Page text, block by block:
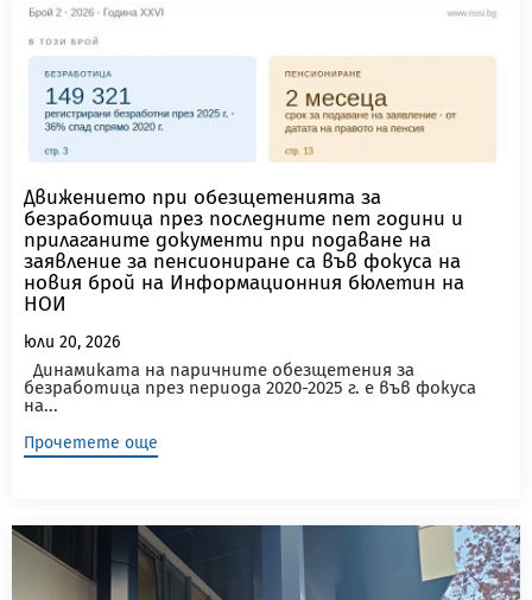
Движението при обезщетенията за
безработица през последните пет години и
прилаганите документи при подаване на
заявление за пенсиониране са във фокуса на
новия брой на Информационния бюлетин на
НОИ
юли 20, 2026
Динамиката на паричните обезщетения за
безработица през периода 2020-2025 г. е във фокуса
на...
Прочетете още